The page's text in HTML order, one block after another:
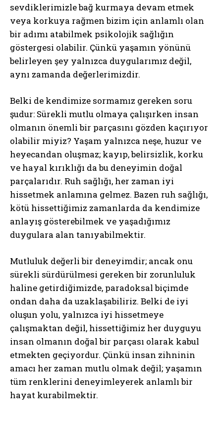
sevdiklerimizle bağ kurmaya devam etmek
veya korkuya rağmen bizim için anlamlı olan
bir adımı atabilmek psikolojik sağlığın
göstergesi olabilir. Çünkü yaşamın yönünü
belirleyen şey yalnızca duygularımız değil,
aynı zamanda değerlerimizdir.
Belki de kendimize sormamız gereken soru
şudur: Sürekli mutlu olmaya çalışırken insan
olmanın önemli bir parçasını gözden kaçırıyor
olabilir miyiz? Yaşam yalnızca neşe, huzur ve
heyecandan oluşmaz; kayıp, belirsizlik, korku
ve hayal kırıklığı da bu deneyimin doğal
parçalarıdır. Ruh sağlığı, her zaman iyi
hissetmek anlamına gelmez. Bazen ruh sağlığı,
kötü hissettiğimiz zamanlarda da kendimize
anlayış gösterebilmek ve yaşadığımız
duygulara alan tanıyabilmektir.
Mutluluk değerli bir deneyimdir; ancak onu
sürekli sürdürülmesi gereken bir zorunluluk
haline getirdiğimizde, paradoksal biçimde
ondan daha da uzaklaşabiliriz. Belki de iyi
oluşun yolu, yalnızca iyi hissetmeye
çalışmaktan değil, hissettiğimiz her duyguyu
insan olmanın doğal bir parçası olarak kabul
etmekten geçiyordur. Çünkü insan zihninin
amacı her zaman mutlu olmak değil; yaşamın
tüm renklerini deneyimleyerek anlamlı bir
hayat kurabilmektir.